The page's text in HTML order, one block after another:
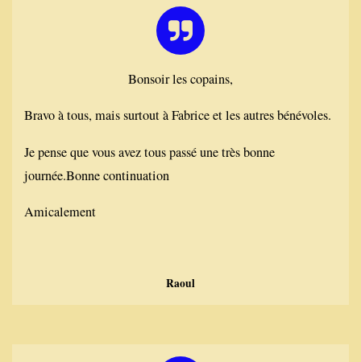
Bonsoir les copains,
Bravo à tous, mais surtout à Fabrice et les autres bénévoles.
Je pense que vous avez tous passé une très bonne
journée.Bonne continuation
Amicalement
Raoul